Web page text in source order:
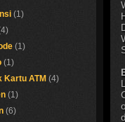
(1)
(1)
(1)
Kartu ATM (4)
(1)
(6)